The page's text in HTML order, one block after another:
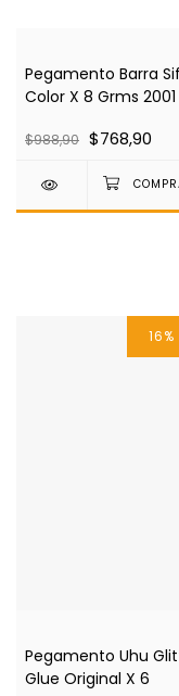
Pegamento Barra
Color X 8 Grms 2001
$988,90 $768,90
16%
Pegamento Uhu
Glue Original X 6